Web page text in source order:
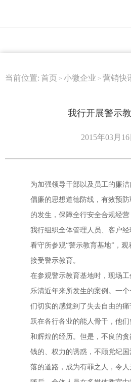
当前位置: 首页 > 小微企业 > 营销快
我行开展警示
2015年03月16
为加强领导干部以及员工的廉
倡廉的思想道德防线，有效预
的发生，保障全行安全合规经营
我行组织全体管理人员、客户
看守所参观“警示教育基地”，观
接受警示教育。
在参观警示教育基地时，现场
乐清近年来所发生的案例。一
们切实的感觉到了失去自由的
跃在各行各业的能人骨干，他
和辉煌的经历。但是，不良的
钱的、权力的诱惑，不顾党纪
落的道路，成为有罪之人，令人